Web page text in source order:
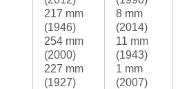
217 mm
(1946)
254 mm
(2000)
227 mm
(1927)
8 mm
(2014)
11 mm
(1943)
1 mm
(2007)